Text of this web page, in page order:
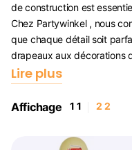
de construction est
Chez Partywinkel , nous
que chaque détail soit
drapeaux aux décorations
Lire plus
Affichage 1 1 2 2